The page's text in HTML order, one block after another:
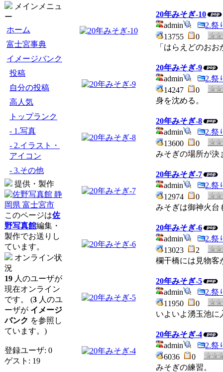
メインメニュ
ー
ホーム
富士宮事典
イメージバンク
投稿
自分の投稿
高人気
トップランク
- 1.写真
- 2.イラスト・
アイコン
- 3.その他
提供・製作
このページは佐
野写真館編集・
製作でお送りし
ています。
オンライン状
況
19 人のユーザが
現在オンライン
です。 (3 人のユ
ーザが イメージ
バンク を参照し
ています。)
登録ユーザ: 0
ゲスト: 19
20年みそぎ-10
admin
2.祭
13755
0
「はらえどのお
20年みそぎ-9
admin
2.祭
14247
0
身を沈める。
20年みそぎ-8
admin
2.祭
13600
0
みそぎの場所が決
20年みそぎ-7
admin
2.祭
12974
0
みそぎは御神火台
20年みそぎ-6
admin
2.祭
13023
2
欄干橋には見物客
20年みそぎ-5
admin
2.祭
11950
0
いよいよ湧玉池に
20年みそぎ-4
admin
2.祭
6036
0
みそぎの練習。